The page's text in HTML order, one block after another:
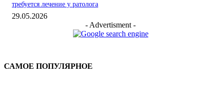
требуется лечение у ратолога
29.05.2026
- Advertisment -
САМОЕ ПОПУЛЯРНОЕ